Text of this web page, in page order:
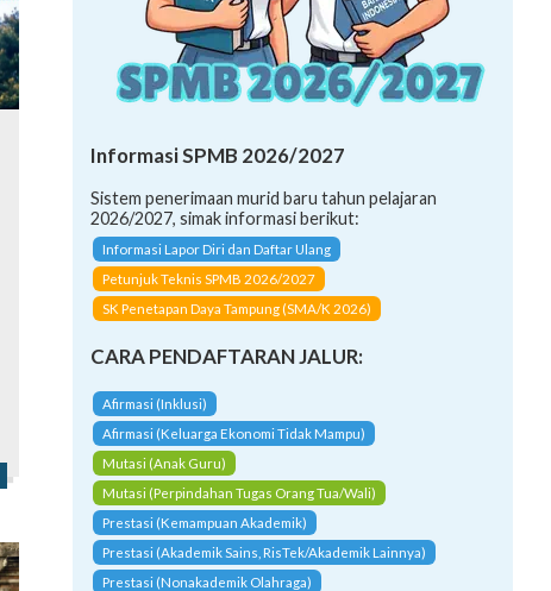
Informasi SPMB 2026/2027
Sistem penerimaan murid baru tahun pelajaran
2026/2027, simak informasi berikut:
Informasi Lapor Diri dan Daftar Ulang
Petunjuk Teknis SPMB 2026/2027
SK Penetapan Daya Tampung (SMA/K 2026)
CARA PENDAFTARAN JALUR:
Afirmasi (Inklusi)
Afirmasi (Keluarga Ekonomi Tidak Mampu)
Mutasi (Anak Guru)
Mutasi (Perpindahan Tugas Orang Tua/Wali)
Prestasi (Kemampuan Akademik)
Prestasi (Akademik Sains, RisTek/Akademik Lainnya)
Prestasi (Nonakademik Olahraga)